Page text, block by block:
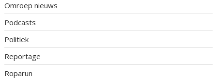
Omroep nieuws
Podcasts
Politiek
Reportage
Roparun